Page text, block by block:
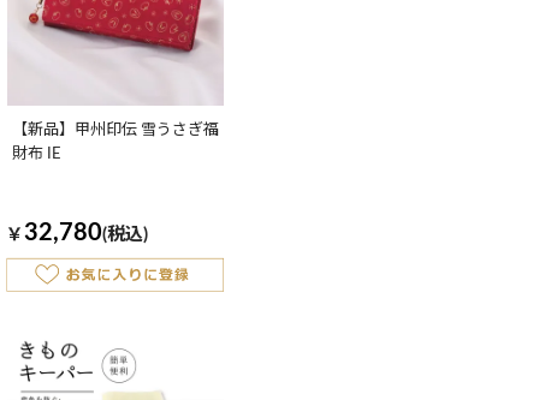
【新品】甲州印伝 雪うさぎ福
財布 IE
￥ 32,780(税込)